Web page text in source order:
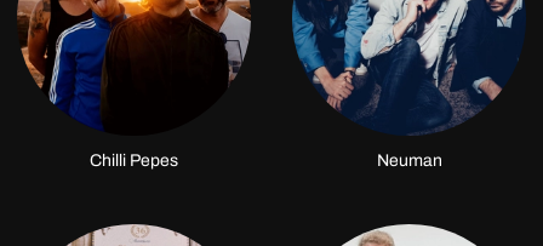
Chilli Pepes Neuman